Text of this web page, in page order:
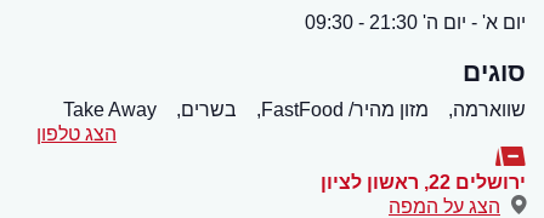
יום א' - יום ה' 21:30 - 09:30
סוגים
שווארמה, מזון מהיר/ FastFood, בשרים,
Take Away
הצג טלפון
ירושלים 22 , ראשון לציון
הצג על המפה